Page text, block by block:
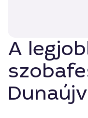
A